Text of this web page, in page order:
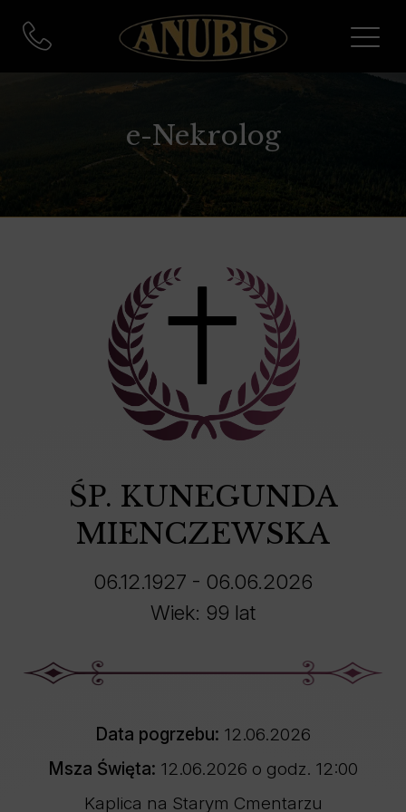
e-Nekrolog
ŚP. KUNEGUNDA
MIENCZEWSKA
06.12.1927 - 06.06.2026
Wiek: 99 lat
Data pogrzebu: 12.06.2026
Msza Święta: 12.06.2026 o godz. 12:00
Kaplica na Starym Cmentarzu